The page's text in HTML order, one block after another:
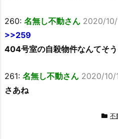
260: 名無し不動さん 2020/
>>259
404号室の自殺物件なんてそ
261: 名無し不動さん 2020/10/
さあね
不